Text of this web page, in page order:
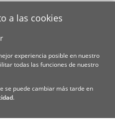
a las cookies
experiencia posible en nuestro
todas las funciones de nuestro
se puede cambiar más tarde en
.